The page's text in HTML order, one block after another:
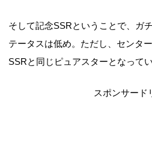
そして記念SSRということで、ガ
テータスは低め。ただし、センタ
SSRと同じピュアスターとなってい
スポンサード